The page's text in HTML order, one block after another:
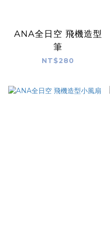
ANA全日空 飛機造型
筆
NT$280